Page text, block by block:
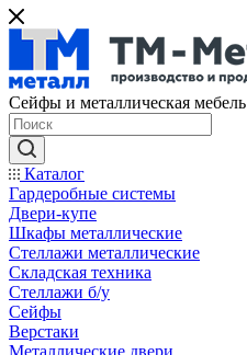
Сейфы и металлическая мебель
Каталог
Гардеробные системы
Двери-купе
Шкафы металлические
Стеллажи металлические
Складская техника
Стеллажи б/у
Сейфы
Верстаки
Металлические двери